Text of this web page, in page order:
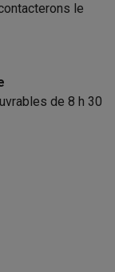
le
de 8 h 30